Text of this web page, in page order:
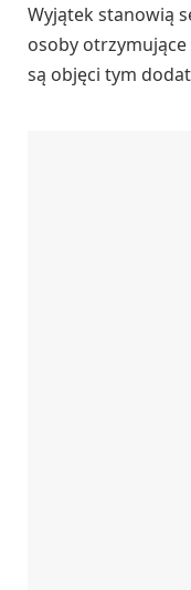
Wyjątek stanowią
osoby
są objęci tym